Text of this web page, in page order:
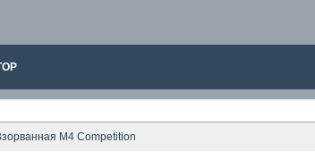
M4 Competition